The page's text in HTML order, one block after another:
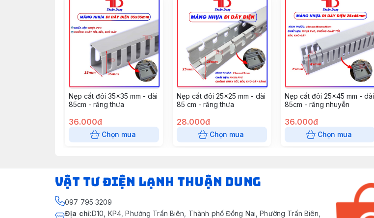
Nẹp cắt đôi 35x35 mm - dài
85cm - răng thưa
36.000đ
Chọn mua
Nẹp cắt đôi 25x25 mm - dài
85 cm - răng thưa
28.000đ
Chọn mua
Nẹp cắt đôi 25x45 mm - dài
85cm - răng nhuyễn
36.000đ
Chọn mua
VẬT TƯ ĐIỆN LẠNH THUẬN DUNG
097 795 3209
Địa chỉ:D10, KP4, Phường Trấn Biên, Thành phố Đồng Nai, Phường Trấn Biên,